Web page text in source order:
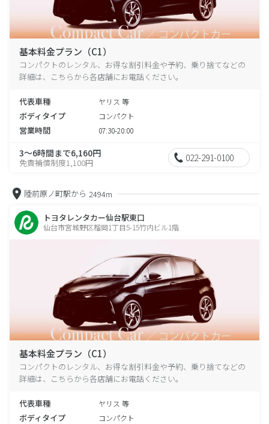
基本料金プラン（C1）
コンパクトのレンタル、お得な割引料金や予約、乗り捨てなどの
詳細は、こちらから各店舗にお電話ください。
代表車種 ヤリス 等
ボディタイプ コンパクト
営業時間 07:30-20:00
3～6時間まで6,160円
免責補償制度1,100円 022-291-0100
陸前原ノ町駅から 2494m
トヨタレンタカー仙台駅東口
仙台市宮城野区榴岡1丁目5-15竹内ビル1階
基本料金プラン（C1）
コンパクトのレンタル、お得な割引料金や予約、乗り捨てなどの
詳細は、こちらから各店舗にお電話ください。
代表車種 ヤリス 等
ボディタイプ コンパクト